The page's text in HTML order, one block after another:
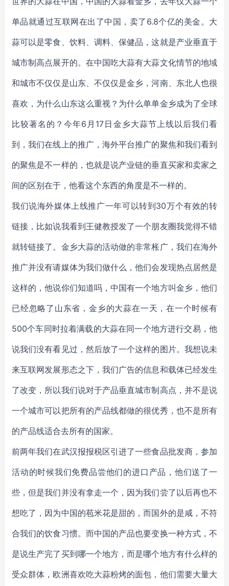
单品就通过互联网在出了中国，卖了6.8个亿的美金。大
蒜可以是零食、饮料、调料、保健品，这就是产业垂直于
城市制高点展开的。在中国吃大蒜有大蒜文化情节的地域
和城市不仅仅是山东、不仅仅是金乡，河南、东北人也很
喜欢，为什么山东这么重视？为什么单单金乡成为了全球
比较著名的？今年6月17日金乡大蒜节上线以后我们看
到，我们在线上的推广，海外平台推广的聚焦和我们看到
的聚焦是不一样的，也就是说产业链的垂直买家和卖家之
间的区别在于，他看这个东西的角度是不一样的。
我们说海外媒体上线推广一年可以转到30万个有效的转
链接，比如说我看到王健教授发了一个朋友圈我觉得不错
就转链接了。金乡大蒜的活动做的非常枨广，我们在海外
推广并没有请媒体为我们做什么，他们会发现热点居然是
这样的，他说你们知道吗，中国有一个地方叫金乡，他们
已经忽略了山东省，金乡的大蒜在一天，在一个时候有
500个车同时拉着满载的大蒜在同一个地方进行交易，他
说我们没有看见过，然后放了一个这样的图片。我想说未
来互联网发展形态之下，我们广告的信息和载体已经发生
了改变，所以我们说对于产品垂直城市制高点，并不是说
一个城市可以把所有的产品线都做的很优秀，也不是所有
的产品线适合去所有的国家。
前两年我们在武汉报报税区引进了一些食品批发商，参加
活动的时候我们免费品尝他们的进口产品，他们送了一
些，但是我们并没有拿走一个，因为我们尝了以后再也不
想吃了，因为中国的苞米花是甜的，而国外的是咸，不符
合我们的饮食习惯。而中国的产品也要变换一种方式，不
是说生产完了买到哪一个地方，而是哪个地方有什么样的
受众群体，欧洲喜欢吃大蒜粉烤的面包，他们需要大量大